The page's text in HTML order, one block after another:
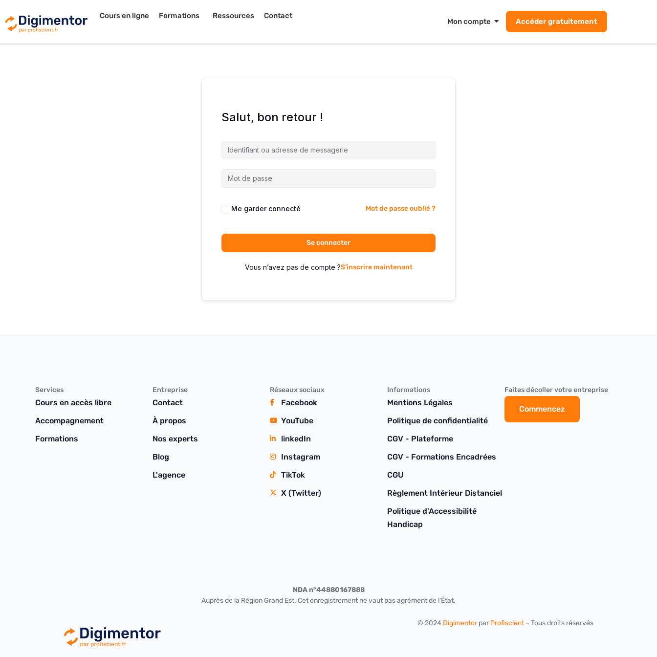
Cours en ligne Formations Ressources Contact
Mon compte Accéder gratuitement
Salut, bon retour !
Me garder connecté Mot de passe oublié ?
Se connecter
Vous n’avez pas de compte ?S’inscrire maintenant
Services
Cours en accès libre
Accompagnement
Formations
Entreprise
Contact
À propos
Nos experts
Blog
L'agence
Réseaux sociaux
Facebook
YouTube
linkedIn
Instagram
TikTok
X (Twitter)
Informations
Mentions Légales
Politique de confidentialité
CGV - Plateforme
CGV - Formations Encadrées
CGU
Règlement Intérieur Distanciel
Politique d'Accessibilité
Handicap
Faites décoller votre entreprise
Commencez
NDA n°44880167888
Auprès de la Région Grand Est. Cet enregistrement ne vaut pas agrément de l’État.
© 2024 Digimentorpar Profiscient– Tous droits réservés